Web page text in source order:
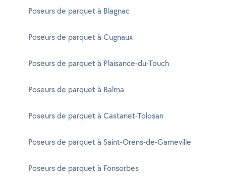
Poseurs de parquet à Blagnac
Poseurs de parquet à Cugnaux
Poseurs de parquet à Plaisance-du-Touch
Poseurs de parquet à Balma
Poseurs de parquet à Castanet-Tolosan
Poseurs de parquet à Saint-Orens-de-Gameville
Poseurs de parquet à Fonsorbes